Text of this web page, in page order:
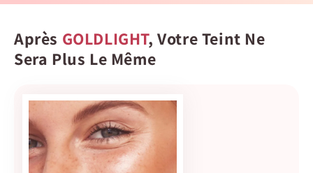
Après GOLDLIGHT, Votre Teint Ne
Sera Plus Le Même